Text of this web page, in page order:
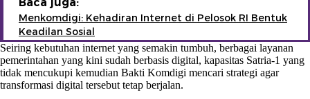
Menkomdigi: Kehadiran Internet di Pelosok RI Bentuk
Keadilan Sosial
Seiring kebutuhan internet yang semakin tumbuh, berbagai layanan
pemerintahan yang kini sudah berbasis digital, kapasitas Satria-1 yang
tidak mencukupi kemudian Bakti Komdigi mencari strategi agar
transformasi digital tersebut tetap berjalan.